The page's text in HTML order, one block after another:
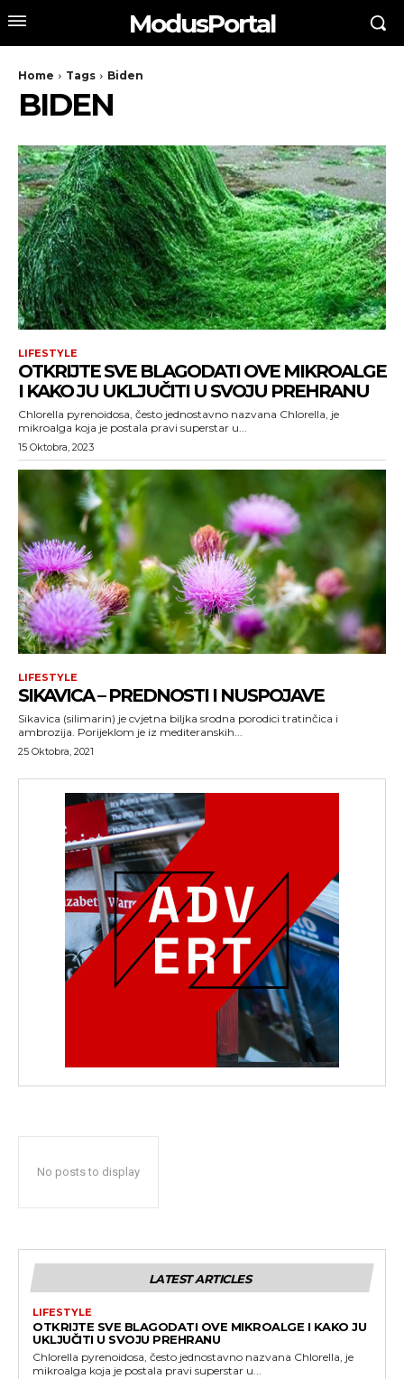
ModusPortal
Home Tags Biden
BIDEN
LIFESTYLE
OTKRIJTE SVE BLAGODATI OVE MIKROALGE
I KAKO JU UKLJUČITI U SVOJU PREHRANU
Chlorella pyrenoidosa, često jednostavno nazvana Chlorella, je
mikroalga koja je postala pravi superstar u...
15 Oktobra, 2023
LIFESTYLE
SIKAVICA – PREDNOSTI I NUSPOJAVE
Sikavica (silimarin) je cvjetna biljka srodna porodici tratinčica i
ambrozija. Porijeklom je iz mediteranskih...
25 Oktobra, 2021
No posts to display
LATEST ARTICLES
LIFESTYLE
OTKRIJTE SVE BLAGODATI OVE MIKROALGE I KAKO JU
UKLJUČITI U SVOJU PREHRANU
Chlorella pyrenoidosa, često jednostavno nazvana Chlorella, je
mikroalga koja je postala pravi superstar u...